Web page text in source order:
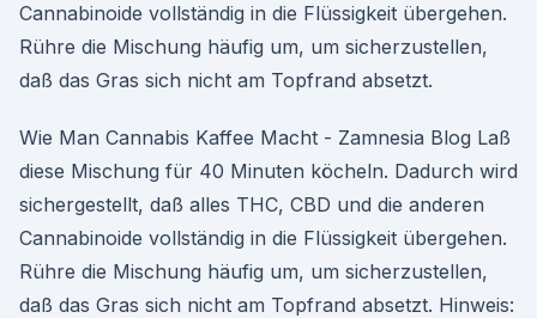
Cannabinoide vollständig in die Flüssigkeit übergehen.
Rühre die Mischung häufig um, um sicherzustellen,
daß das Gras sich nicht am Topfrand absetzt.
Wie Man Cannabis Kaffee Macht - Zamnesia Blog Laß
diese Mischung für 40 Minuten köcheln. Dadurch wird
sichergestellt, daß alles THC, CBD und die anderen
Cannabinoide vollständig in die Flüssigkeit übergehen.
Rühre die Mischung häufig um, um sicherzustellen,
daß das Gras sich nicht am Topfrand absetzt. Hinweis: